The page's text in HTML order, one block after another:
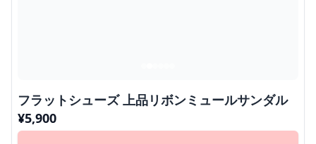
フラットシューズ 上品リボンミュールサンダル
¥5,900